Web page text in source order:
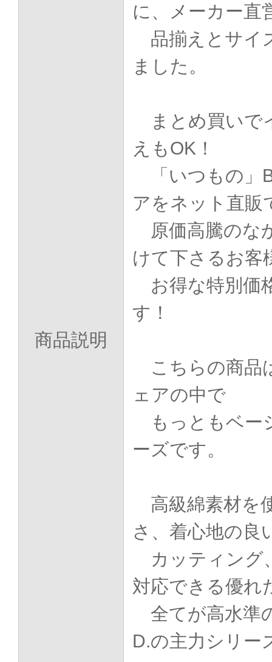
商品説明
に、メーカー直
品揃えとサイ
ました。
まとめ買いで
えもOK！
「いつもの
アをネット直販
原価高騰のな
けて下さるお客
お得な特別価
す！
こちらの商品
ェアの中で
もっともベー
ーズです。
高級綿素材を
さ、着心地の良
カッティング
対応できる優れ
全てが高水準
D.の主力シリー